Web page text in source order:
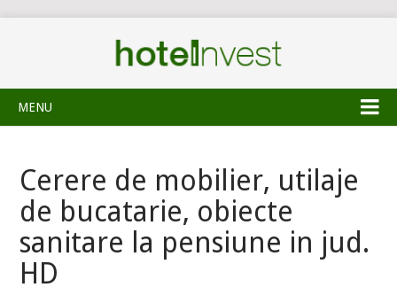
MENU
Cerere de mobilier, utilaje
de bucatarie, obiecte
sanitare la pensiune in jud.
HD